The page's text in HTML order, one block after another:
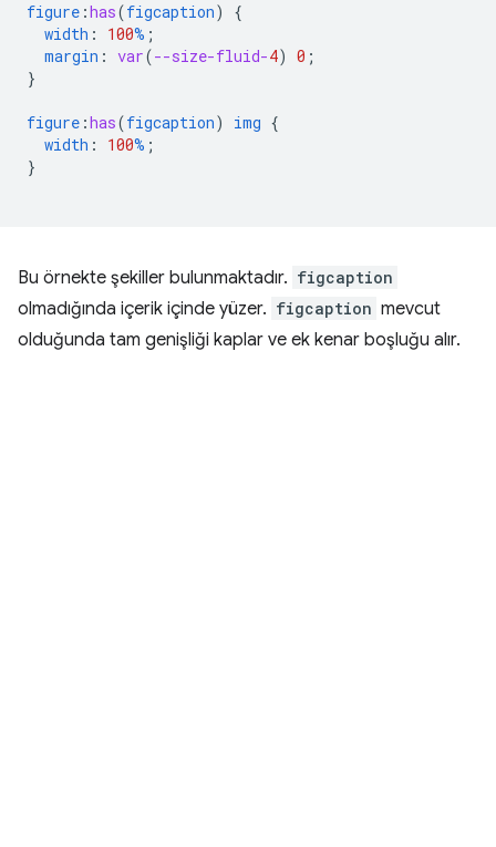
figure :has(figcaption)
{
width : 100% ;
margin : var(--size-fluid-4) 0 ;
}
figure :has(figcaption) img {
width : 100% ;
}
Bu örnekte şekiller bulunmaktadır. figcaption
olmadığında içerik içinde yüzer. figcaption mevcut
olduğunda tam genişliği kaplar ve ek kenar boşluğu alır.